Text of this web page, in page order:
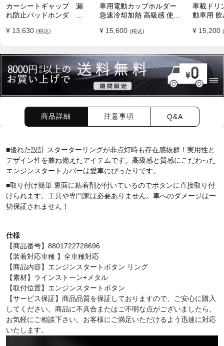
カーシートギャップ 漏
れ防止パッドホンダ シ
ション
¥ 13,630 (税込)
車用電動カップホルダー
急速冷却加熱 高級感 使い
¥ 15,600 (税込)
車載ドリ
動車用 飲
¥ 15,200
商品詳細 注意事項 Q&A
■優れた設計 スターターリングが非点灯時も存在感抜群！実用性と
デザイン性を兼ね備えたアイテムです。高級感と質感にこだわった
エンジンスタートカバーは愛車にぴったりです。
■取り付け簡単 裏面に粘着剤が付いているのでボタンに直接取り付
けられます。工具や専門家は必要ありません。車へのダメージは一
切保証されません！
仕様
【商品番号】8801722728696
【装着対応車種 】全車種対応
【商品内容】エンジンスタートボタン リング
【素材】ラインストーン+メタル
【取付位置】エンジンスタートボタン
【サービス保証】商品品質を保証しておりますので、ご安心に購入
してください。商品に不具合またはご不明な点がございましたら、
お気軽にご相談下さい。お客様にご満足いただけるよう迅速に対応
いたします。